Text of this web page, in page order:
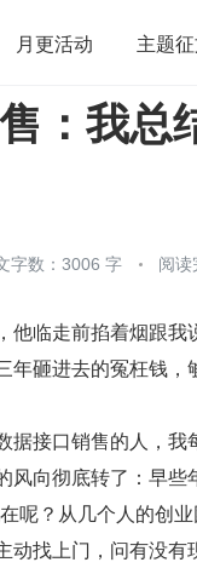
月更活动 主题
算法
：我总
字数：3006 字 阅读
他临走前掐着烟跟
年砸进去的冤枉钱
据接口销售的人，
风向彻底转了：早
呢？从几个人的创
找上门，问有没有